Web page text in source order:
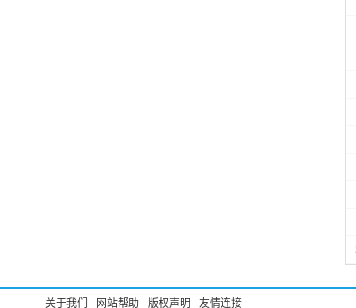
关于我们 - 网站帮助 - 版权声明 - 友情连接